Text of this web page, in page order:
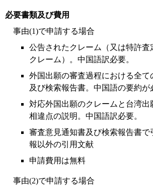
必要書類及び費用
事由(1)で申請する場合
公告されたクレーム（又は特許査
クレーム）。中国語訳必要。
外国出願の審査過程における全て
及び検索報告書。中国語の要約が
対応外国出願のクレームと台湾出
相違点の説明。中国語訳必要。
審査意見通知書及び検索報告書で
報以外の引用文献
申請費用は無料
事由(2)で申請する場合